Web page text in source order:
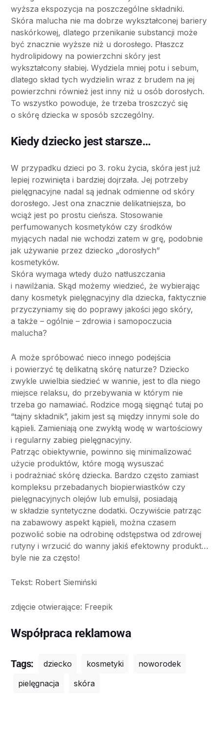
wyższa ekspozycja na poszczególne składniki.
Skóra malucha nie ma dobrze wykształconej bariery
naskórkowej, dlatego przenikanie substancji może
być znacznie wyższe niż u dorosłego. Płaszcz
hydrolipidowy na powierzchni skóry jest
wykształcony słabiej. Wydziela mniej potu i sebum,
dlatego skład tych wydzielin wraz z brudem na jej
powierzchni również jest inny niż u osób dorosłych.
To wszystko powoduje, że trzeba troszczyć się
o skórę dziecka w sposób szczególny.
Kiedy dziecko jest starsze…
W przypadku dzieci po 3. roku życia, skóra jest już
lepiej rozwinięta i bardziej dojrzała. Jej potrzeby
pielęgnacyjne nadal są jednak odmienne od skóry
dorosłego. Jest ona znacznie delikatniejsza, bo
wciąż jest po prostu cieńsza. Stosowanie
perfumowanych kosmetyków czy środków
myjących nadal nie wchodzi zatem w grę, podobnie
jak używanie przez dziecko „dorosłych”
kosmetyków.
Skóra wymaga wtedy dużo natłuszczania
i nawilżania. Skąd możemy wiedzieć, że wybierając
dany kosmetyk pielęgnacyjny dla dziecka, faktycznie
przyczyniamy się do poprawy jakości jego skóry,
a także – ogólnie – zdrowia i samopoczucia
malucha?
A może spróbować nieco innego podejścia
i powierzyć tę delikatną skórę naturze? Dziecko
zwykle uwielbia siedzieć w wannie, jest to dla niego
miejsce relaksu, do przebywania w którym nie
trzeba go namawiać. Rodzice mogą sięgnąć tutaj po
“tajny składnik”, jakim jest są między innymi sole do
kąpieli. Zamieniają one zwykłą wodę w wartościowy
i regularny zabieg pielęgnacyjny.
Patrząc obiektywnie, powinno się minimalizować
użycie produktów, które mogą wysuszać
i podrażniać skórę dziecka. Bardzo często zamiast
kompleksu przebadanych biopierwiastków czy
pielęgnacyjnych olejów lub emulsji, posiadają
w składzie syntetyczne dodatki. Oczywiście patrząc
na zabawowy aspekt kąpieli, można czasem
pozwolić sobie na odrobinę odstępstwa od zdrowej
rutyny i wrzucić do wanny jakiś efektowny produkt…
byle nie za często!
Tekst: Robert Siemiński
zdjęcie otwierające: Freepik
Współpraca reklamowa
Tags: dziecko kosmetyki
noworodek
pielęgnacja
skóra